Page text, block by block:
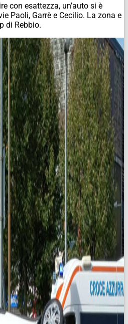
con esattezza, un’auto si è
Paoli, Garrè e Cecilio. La zona e
di Rebbio.